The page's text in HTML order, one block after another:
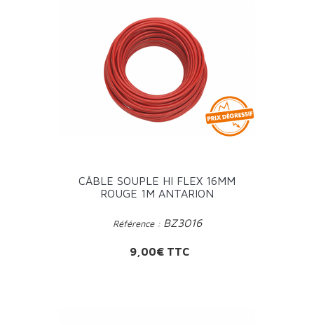
CÂBLE SOUPLE HI FLEX 16MM
ROUGE 1M ANTARION
Référence : BZ3016
Prix
9,00€ TTC